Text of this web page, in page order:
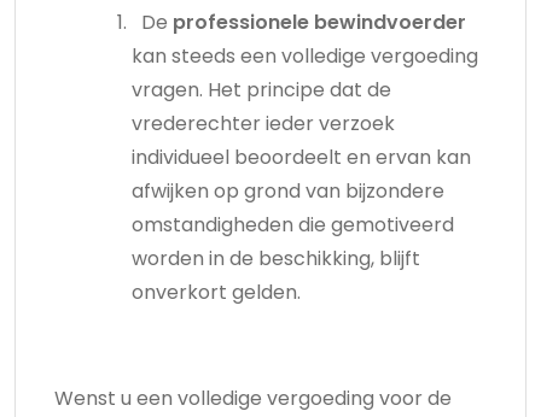
De professionele bewindvoerder
kan steeds een volledige vergoeding
vragen. Het principe dat de
vrederechter ieder verzoek
individueel beoordeelt en ervan kan
afwijken op grond van bijzondere
omstandigheden die gemotiveerd
worden in de beschikking, blijft
onverkort gelden.
Wenst u een volledige vergoeding voor de